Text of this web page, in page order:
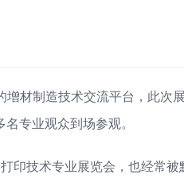
增材制造技术交流平台，此次
专业观众到场参观。
印技术专业展览会，也经常被